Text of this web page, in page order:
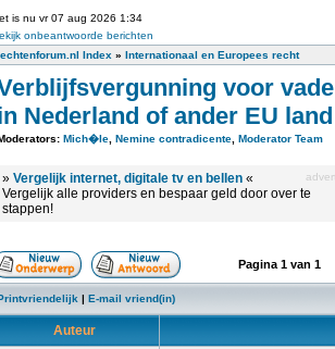
is nu vr 07 aug 2026 1:34
onbeantwoorde berichten
Index » Internationaal en Europees recht
voor
Nederland of ander EU land
Mich�le Nemine contradicente Moderator Team
» Vergelijk internet, digitale tv en bellen «
Vergelijk alle providers en bespaar geld door over te
stappen!
Pagina 1 van 1
| E-mail vriend(in)
Auteur